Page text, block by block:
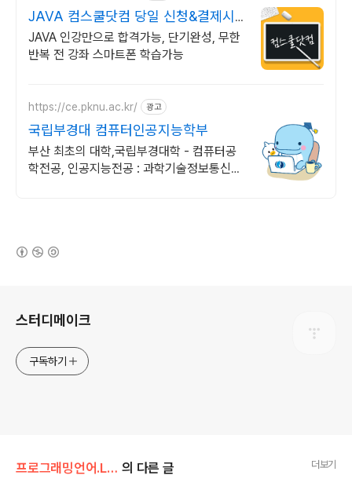
JAVA 컴스쿨닷컴 당일 신청&결제시
기프티콘!
JAVA 인강만으로 합격가능, 단기완성, 무한
반복 전 강좌 스마트폰 학습가능
https://ce.pknu.ac.kr/ 광고
국립부경대 컴퓨터인공지능학부
부산 최초의 대학,국립부경대학 - 컴퓨터공
학전공, 인공지능전공 : 과학기술정보통신부
스터디메이크
구독하기
프로그래밍언어.Lib/자바(JAVA) 의 다른 글 더보기